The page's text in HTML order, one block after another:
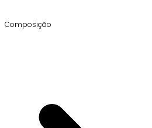
Composição